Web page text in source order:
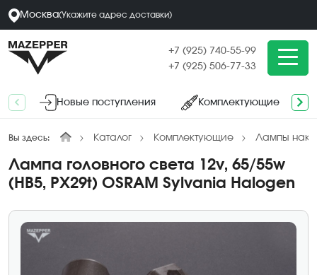
Москва(Укажите адрес доставки)
+7 (925) 740-55-99
+7 (925) 506-77-33
Новые поступления Комплектующие
Вы здесь: Каталог Комплектующие Лампы
Лампа головного света 12v, 65/55w
(HB5, PX29t) OSRAM Sylvania Halogen